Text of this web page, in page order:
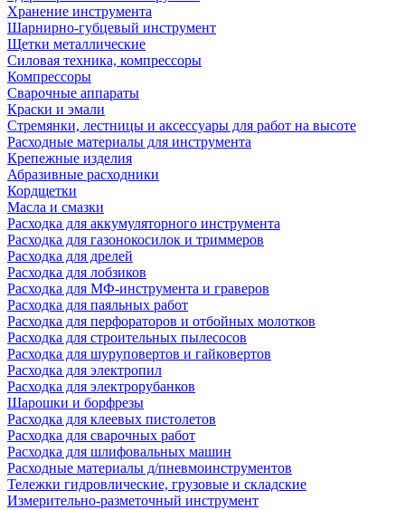
Хранение инструмента
Шарнирно-губцевый инструмент
Щетки металлические
Силовая техника, компрессоры
Компрессоры
Сварочные аппараты
Краски и эмали
Стремянки, лестницы и аксессуары для работ на высоте
Расходные материалы для инструмента
Крепежные изделия
Абразивные расходники
Кордщетки
Масла и смазки
Расходка для аккумуляторного инструмента
Расходка для газонокосилок и триммеров
Расходка для дрелей
Расходка для лобзиков
Расходка для МФ-инструмента и граверов
Расходка для паяльных работ
Расходка для перфораторов и отбойных молотков
Расходка для строительных пылесоcов
Расходка для шуруповертов и гайковертов
Расходка для электропил
Расходка для электрорубанков
Шарошки и борфрезы
Расходка для клеевых пистолетов
Расходка для сварочных работ
Расходка для шлифовальных машин
Расходные материалы д/пневмоинструментов
Тележки гидровлические, грузовые и складские
Измерительно-разметочный инструмент